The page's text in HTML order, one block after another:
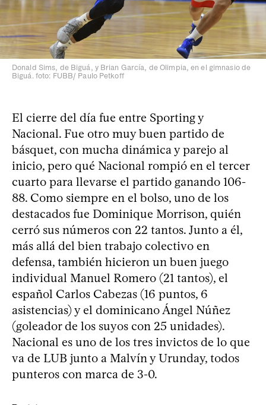
Donald Sims, de Biguá, y Brian García, de Olimpia, en el gimnasio de
Biguá. foto: FUBB/ Paulo Petkoff
El cierre del día fue entre Sporting y
Nacional. Fue otro muy buen partido de
básquet, con mucha dinámica y parejo al
inicio, pero qué Nacional rompió en el tercer
cuarto para llevarse el partido ganando 106-
88. Como siempre en el bolso, uno de los
destacados fue Dominique Morrison, quién
cerró sus números con 22 tantos. Junto a él,
más allá del bien trabajo colectivo en
defensa, también hicieron un buen juego
individual Manuel Romero (21 tantos), el
español Carlos Cabezas (16 puntos, 6
asistencias) y el dominicano Ángel Núñez
(goleador de los suyos con 25 unidades).
Nacional es uno de los tres invictos de lo que
va de LUB junto a Malvín y Urunday, todos
punteros con marca de 3-0.